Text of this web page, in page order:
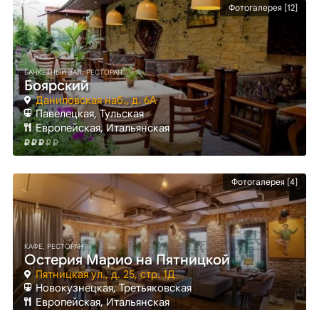
Фотогалерея [12]
БАНКЕТНЫЙ ЗАЛ, РЕСТОРАН
Боярский
Даниловская наб., д. 6А
Павелецкая, Тульская
Европейская, Итальянская
Фотогалерея [4]
КАФЕ, РЕСТОРАН
Остерия Марио на Пятницкой
Пятницкая ул., д. 25, стр. 1Д
Новокузнецкая, Третьяковская
Европейская, Итальянская